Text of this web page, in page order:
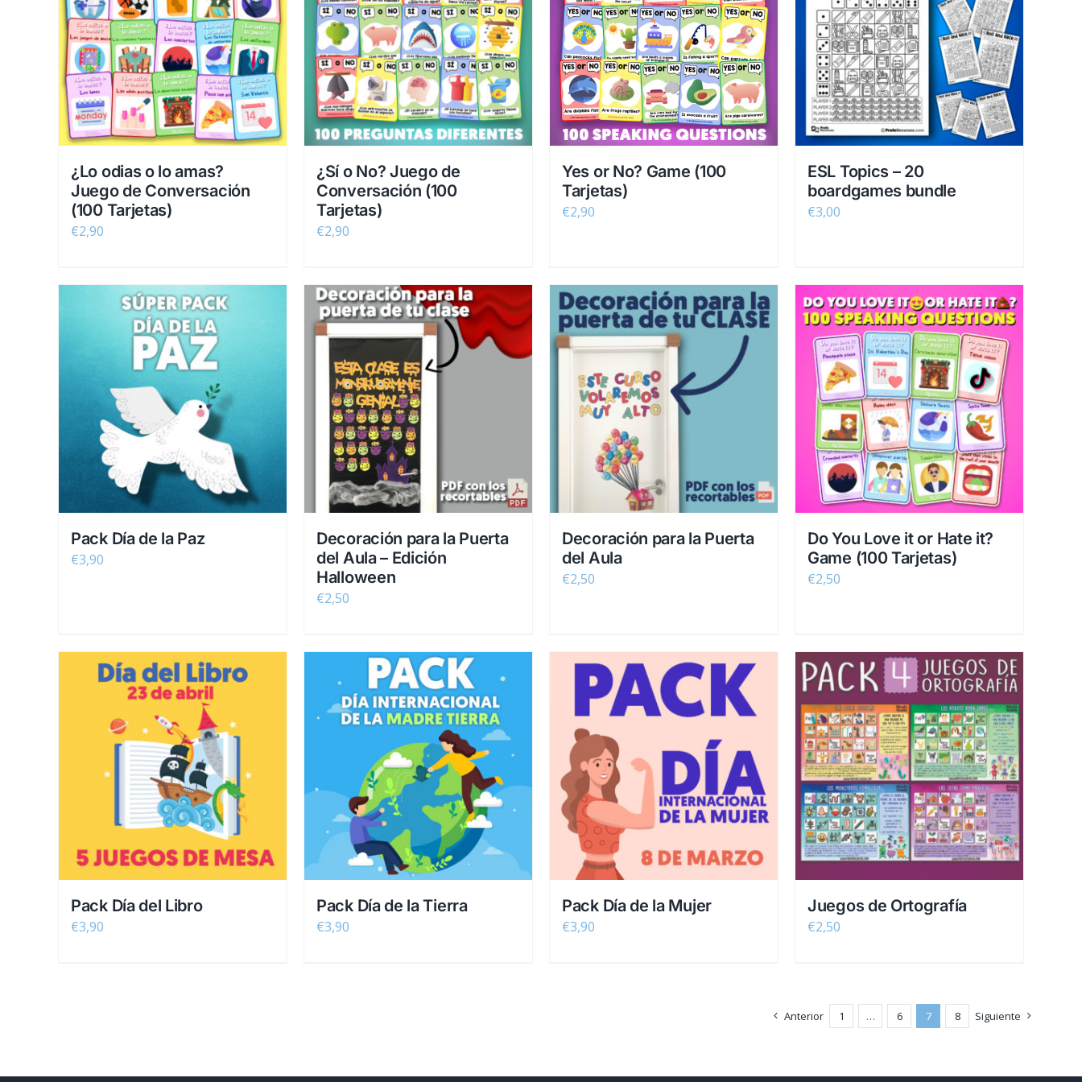
¿Lo odias o lo amas?
Juego de Conversación
(100 Tarjetas)
€2,90
¿Sí o No? Juego de
Conversación (100
Tarjetas)
€2,90
Yes or No? Game (100
Tarjetas)
€2,90
ESL Topics – 20
boardgames bundle
€3,00
Pack Día de la Paz
€3,90
Decoración para la Puerta
del Aula – Edición
Halloween
€2,50
Decoración para la Puerta
del Aula
€2,50
Do You Love it or Hate it?
Game (100 Tarjetas)
€2,50
Pack Día del Libro
€3,90
Pack Día de la Tierra
€3,90
Pack Día de la Mujer
€3,90
Juegos de Ortografía
€2,50
Anterior 1 … 6 7 8 Siguiente